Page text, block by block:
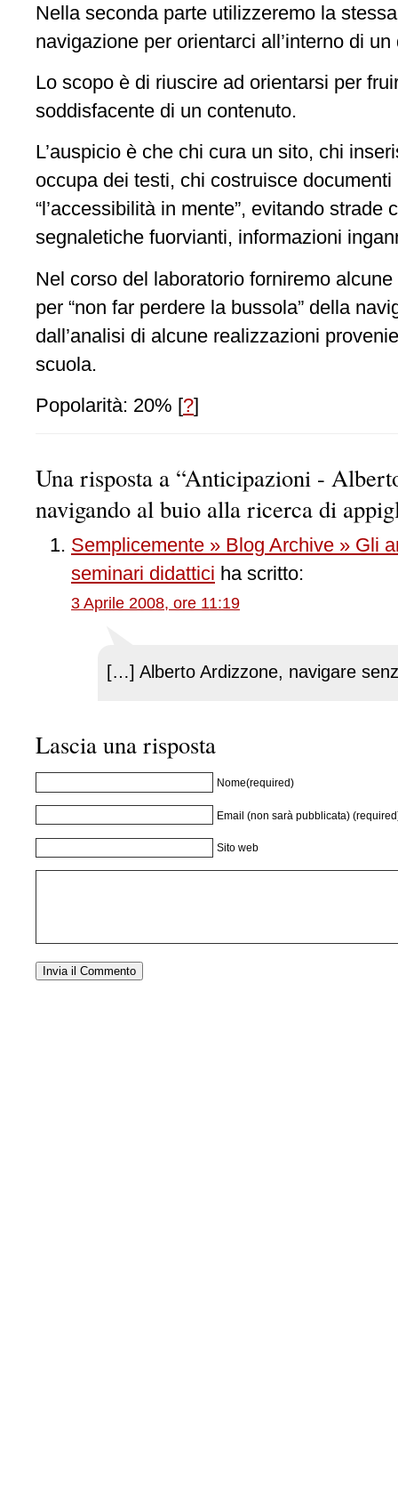
Nella seconda parte utilizzeremo la
navigazione per orientarci all’interno di
Lo scopo è di riuscire ad orientarsi per
soddisfacente di un contenuto.
L’auspicio è che chi cura un sito, chi
occupa dei testi, chi costruisce
“l’accessibilità in mente”, evitando strade
segnaletiche fuorvianti, informazioni
Nel corso del laboratorio forniremo
per “non far perdere la bussola” della
dall’analisi di alcune realizzazioni
scuola.
Popolarità: 20% [?]
Una risposta a “Anticipazioni -
navigando al buio alla ricerca di
Semplicemente » Blog Archive » Gli
seminari didattici ha scritto:
3 Aprile 2008, ore 11:19
[…] Alberto Ardizzone, navigare
Lascia una risposta
Nome(required)
Email (non sarà pubblicata)
Sito web